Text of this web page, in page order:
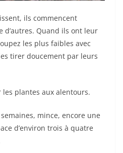
ils commencent
d’autres. Quand ils ont leur
les plus faibles avec
tirer doucement par leurs
les plantes aux alentours.
mince, encore une
d’environ trois à quatre